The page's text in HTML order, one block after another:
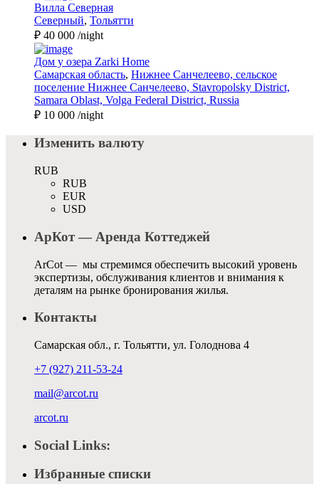
Вилла Северная
Северный, Тольятти
₽ 40 000 /night
Дом у озера Zarki Home
Самарская область, Нижнее Санчелеево, сельское
поселение Нижнее Санчелеево, Stavropolsky District,
Samara Oblast, Volga Federal District, Russia
₽ 10 000 /night
Изменить валюту
RUB
RUB
EUR
USD
АрКот — Аренда Коттеджей
ArCot — мы стремимся обеспечить высокий уровень
экспертизы, обслуживания клиентов и внимания к
деталям на рынке бронирования жилья.
Контакты
Самарская обл., г. Тольятти, ул. Голоднова 4
+7 (927) 211-53-24
mail@arcot.ru
arcot.ru
Social Links:
Избранные списки